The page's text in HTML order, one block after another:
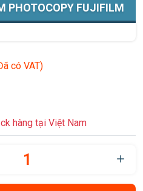
PHOTOCOPY FUJIFILM
có VAT)
hàng tại Việt Nam